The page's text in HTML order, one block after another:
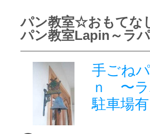
パン教室☆おもてな
パン教室Lapin～ラ
手ごね
ｎ 〜
駐車場有